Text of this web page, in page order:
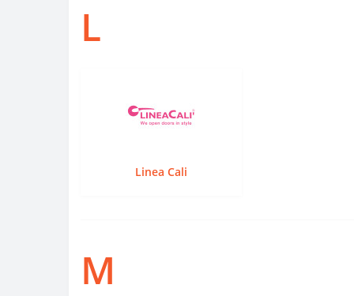
L
Linea Cali
M